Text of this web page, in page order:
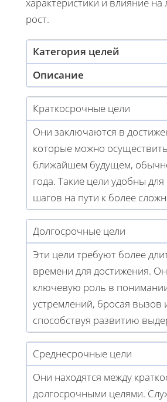
рост.
Категория целей
Описание
Краткосрочные цели
Они заключаются в
которые можно
ближайшем будущем,
года. Такие цели удобны
шагов на пути к более
Долгосрочные цели
Эти цели требуют более
времени для достижения.
ключевую роль в
устремлений, бросая вызов
способствуя развитию
Среднесрочные цели
Они находятся между
долгосрочными целями.